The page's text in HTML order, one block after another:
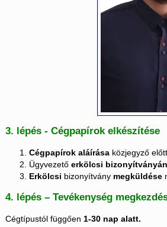
3. lépés - Cégpapírok elkészítése
Cégpapírok aláírása közjegyző
Ügyvezetőerkölcsi
Erkölcsi bizonyítvány megküldése
4. lépés – Tevékenység
Cégtípustól függően 1-30 nap alatt.